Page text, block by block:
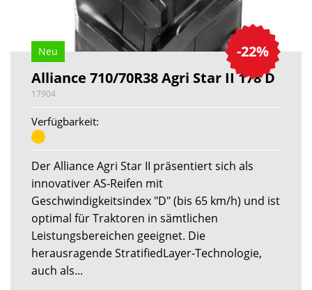
-22%
Neu
Alliance 710/70R38 Agri Star II 178 D
17904
Verfügbarkeit:
Der Alliance Agri Star II präsentiert sich als
innovativer AS-Reifen mit
Geschwindigkeitsindex "D" (bis 65 km/h) und ist
optimal für Traktoren in sämtlichen
Leistungsbereichen geeignet. Die
herausragende StratifiedLayer-Technologie,
auch als...